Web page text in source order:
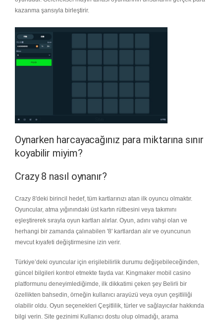
kazanma şansıyla birleştirir.
Oynarken harcayacağınız para miktarına sınır
koyabilir miyim?
Crazy 8 nasıl oynanır?
Crazy 8'deki birincil hedef, tüm kartlarınızı atan ilk oyuncu olmaktır.
Oyuncular, atma yığınındaki üst kartın rütbesini veya takımını
eşleştirerek sırayla oyun kartları alırlar. Oyun, adını vahşi olan ve
herhangi bir zamanda çalınabilen '8' kartlardan alır ve oyuncunun
mevcut kıyafeti değiştirmesine izin verir.
Türkiye’deki oyuncular için erişilebilirlik durumu değişebileceğinden,
güncel bilgileri kontrol etmekte fayda var. Kingmaker mobil casino
platformunu deneyimlediğimde, ilk dikkatimi çeken şey Belirli bir
özellikten bahsedin, örneğin kullanıcı arayüzü veya oyun çeşitliliği
olabilir oldu. Oyun seçenekleri Çeşitlilik, türler ve sağlayıcılar hakkında
bilgi verin. Site gezinimi Kullanıcı dostu olup olmadığı, arama